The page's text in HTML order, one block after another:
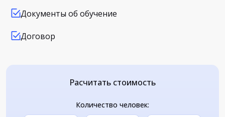
Документы об обучение
Договор
Расчитать стоимость
Количество человек: